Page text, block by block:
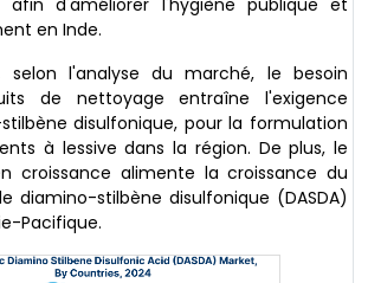
en Inde.
selon l'analyse du marché, le besoin
de nettoyage entraîne l'exigence
disulfonique, pour la formulation
à lessive dans la région. De plus, le
croissance alimente la croissance du
diamino-stilbène disulfonique (DASDA)
Pacifique.